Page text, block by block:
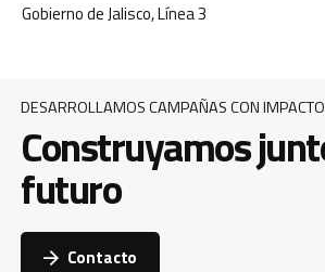
Gobierno de Jalisco,Línea 3
DESARROLLAMOS CAMPAÑAS CON IMPACTO
Construyamos
futuro
Contacto